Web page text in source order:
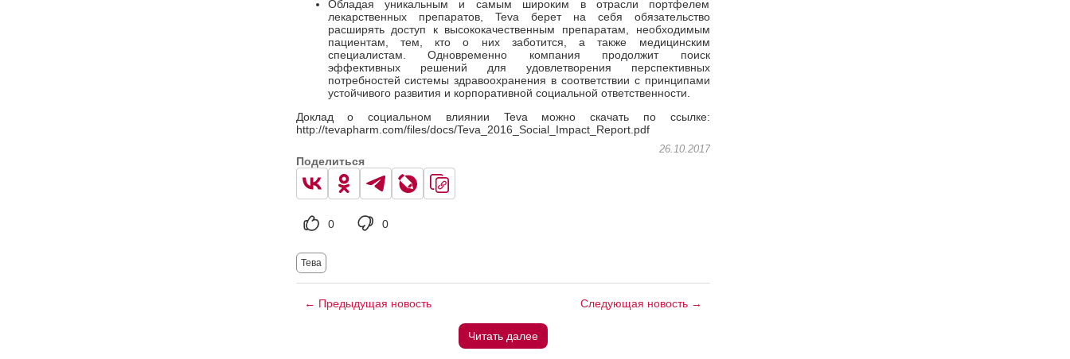
Обладая уникальным и самым широким в отрасли портфелем
лекарственных препаратов, Teva берет на себя обязательство
расширять доступ к высококачественным препаратам, необходимым
пациентам, тем, кто о них заботится, а также медицинским
специалистам. Одновременно компания продолжит поиск
эффективных решений для удовлетворения перспективных
потребностей системы здравоохранения в соответствии с принципами
устойчивого развития и корпоративной социальной ответственности.
Доклад о социальном влиянии Teva можно скачать по ссылке:
http://tevapharm.com/files/docs/Teva_2016_Social_Impact_Report.pdf
26.10.2017
Поделиться
0 0
Тева
← Предыдущая новость Следующая новость →
Читать далее